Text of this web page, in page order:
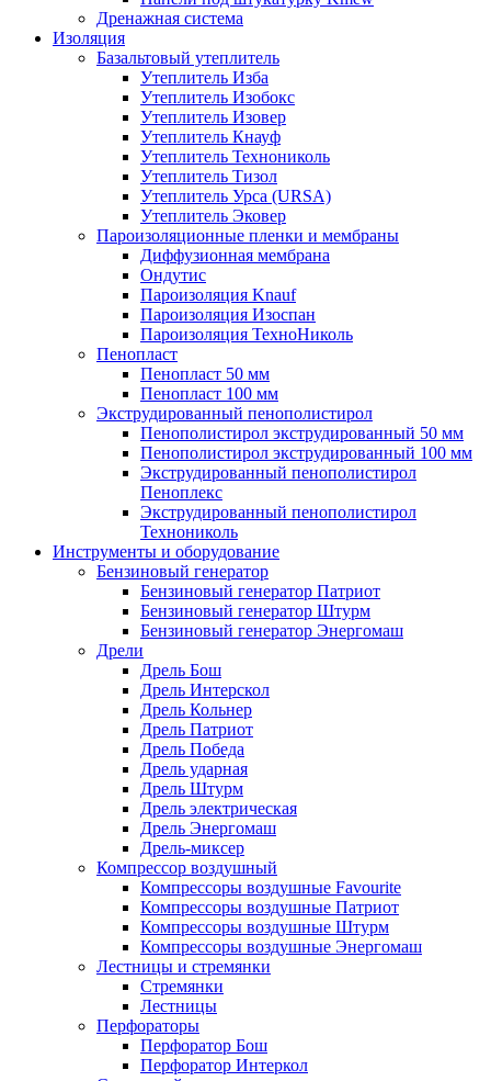
Дренажная система
Изоляция
Базальтовый утеплитель
Утеплитель Изба
Утеплитель Изобокс
Утеплитель Изовер
Утеплитель Кнауф
Утеплитель Технониколь
Утеплитель Тизол
Утеплитель Урса (URSA)
Утеплитель Эковер
Пароизоляционные пленки и мембраны
Диффузионная мембрана
Ондутис
Пароизоляция Knauf
Пароизоляция Изоспан
Пароизоляция ТехноНиколь
Пенопласт
Пенопласт 50 мм
Пенопласт 100 мм
Экструдированный пенополистирол
Пенополистирол экструдированный 50 мм
Пенополистирол экструдированный 100 мм
Экструдированный пенополистирол
Пеноплекс
Экструдированный пенополистирол
Технониколь
Инструменты и оборудование
Бензиновый генератор
Бензиновый генератор Патриот
Бензиновый генератор Штурм
Бензиновый генератор Энергомаш
Дрели
Дрель Бош
Дрель Интерскол
Дрель Кольнер
Дрель Патриот
Дрель Победа
Дрель ударная
Дрель Штурм
Дрель электрическая
Дрель Энергомаш
Дрель-миксер
Компрессор воздушный
Компрессоры воздушные Favourite
Компрессоры воздушные Патриот
Компрессоры воздушные Штурм
Компрессоры воздушные Энергомаш
Лестницы и стремянки
Стремянки
Лестницы
Перфораторы
Перфоратор Бош
Перфоратор Интеркол